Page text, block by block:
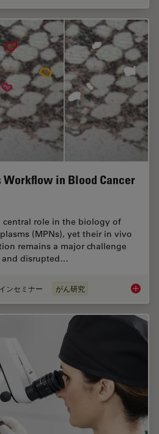
in Blood Cancer
central role in the biology of
(MPNs), yet their in vivo
remains a major challenge
and disrupted…
ンセミナー がん研究 Spatial